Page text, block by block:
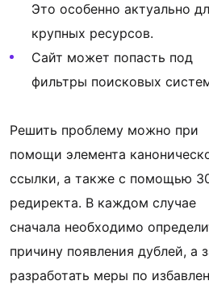
Это особенно актуально
крупных ресурсов.
Сайт может попасть под
фильтры поисковых
Решить проблему можно при
помощи элемента
ссылки, а также с помощью
редиректа. В каждом случае
сначала необходимо
причину появления дублей, а
разработать меры по